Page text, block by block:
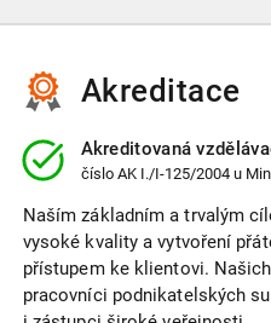
Akreditace
Akreditovaná
číslo AK I./I-125/2004u
Naším základním a trvalým
vysoké kvality a vytvoření
přístupem ke klientovi.
pracovníci podnikatelských